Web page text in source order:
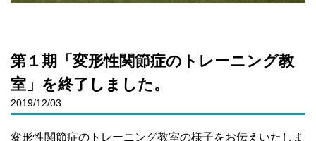
第１期「変形性関節症のトレーニング教
室」を終了しました。
2019/12/03
変形性関節症のトレーニング教室の様子をお伝えいたしま